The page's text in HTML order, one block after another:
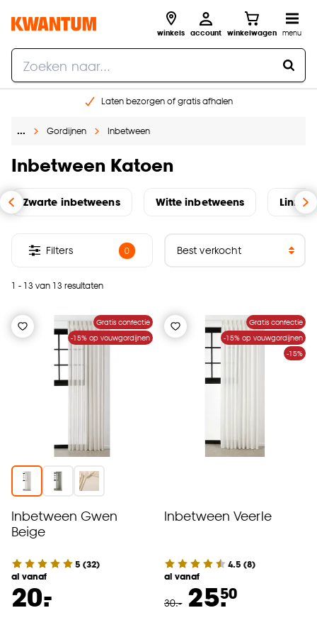
winkels account winkelwagen menu
Laten bezorgen of gratis afhalen
Gratis raam advies en opmeten aan huis
… Gordijnen Inbetween
Inbetween Katoen
Zwarte inbetweens Witte inbetweens
1 - 13 van 13 resultaten
Filters 0
Gratis confectie
-15% op vouwgordijnen
Inbetween Gwen
Beige
5 (32)
al vanaf
20.
-
Gratis confectie
-15% op vouwgordijnen
-15%
Inbetween Veerle
4.5 (8)
al vanaf
30.- 25.50